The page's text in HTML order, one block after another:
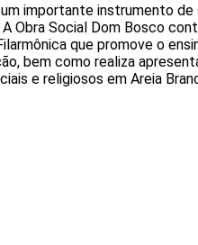
importante instrumento de
Obra Social Dom Bosco
que promove o
bem como realiza
e religiosos em Areia